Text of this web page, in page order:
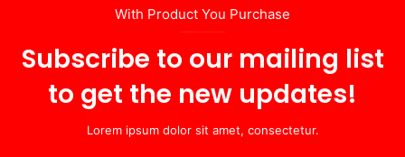
With Product You Purchase
Subscribe to our mailing list
to get the new updates!
Lorem ipsum dolor sit amet, consectetur.